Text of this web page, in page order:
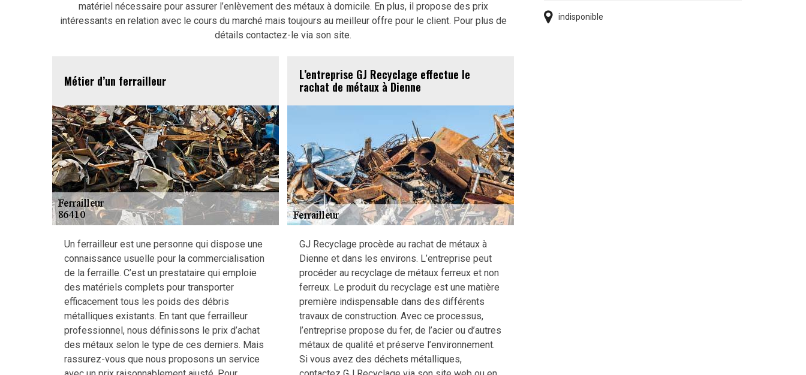
matériel nécessaire pour assurer l’enlèvement des métaux à domicile. En plus, il propose des prix
intéressants en relation avec le cours du marché mais toujours au meilleur offre pour le client. Pour plus de
détails contactez-le via son site.
Métier d’un ferrailleur
Un ferrailleur est une personne qui dispose une
connaissance usuelle pour la commercialisation
de la ferraille. C’est un prestataire qui emploie
des matériels complets pour transporter
efficacement tous les poids des débris
métalliques existants. En tant que ferrailleur
professionnel, nous définissons le prix d’achat
des métaux selon le type de ces derniers. Mais
rassurez-vous que nous proposons un service
L’entreprise GJ Recyclage effectue le
rachat de métaux à Dienne
GJ Recyclage procède au rachat de métaux à
Dienne et dans les environs. L’entreprise peut
procéder au recyclage de métaux ferreux et non
ferreux. Le produit du recyclage est une matière
première indispensable dans des différents
travaux de construction. Avec ce processus,
l’entreprise propose du fer, de l’acier ou d’autres
métaux de qualité et préserve l’environnement.
Si vous avez des déchets métalliques,
indisponible